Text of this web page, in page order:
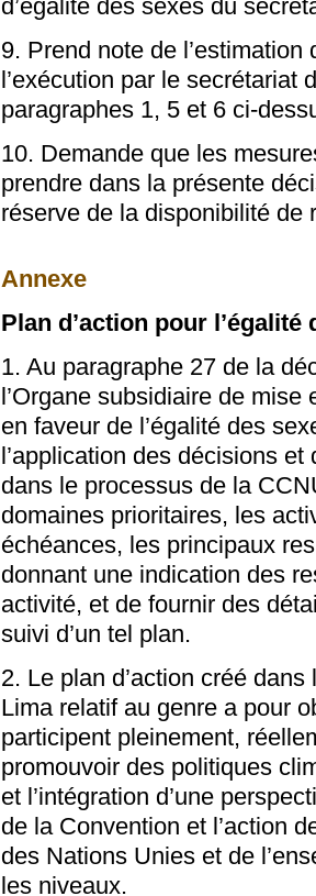
d’égalité des sexes du
9. Prend note de
l’exécution par le secrétariat
paragraphes 1, 5 et 6 ci-
10. Demande que les
prendre dans la présente
réserve de la disponibilité de
Annexe
Plan d’action pour l’égalité
1. Au paragraphe 27 de la
l’Organe subsidiaire de mise
en faveur de l’égalité des
l’application des décisions
dans le processus de la
domaines prioritaires, les
échéances, les principaux
donnant une indication des
activité, et de fournir des
suivi d’un tel plan.
2. Le plan d’action créé
Lima relatif au genre a pour
participent pleinement,
promouvoir des politiques
et l’intégration d’une
de la Convention et l’action
des Nations Unies et de
les niveaux.